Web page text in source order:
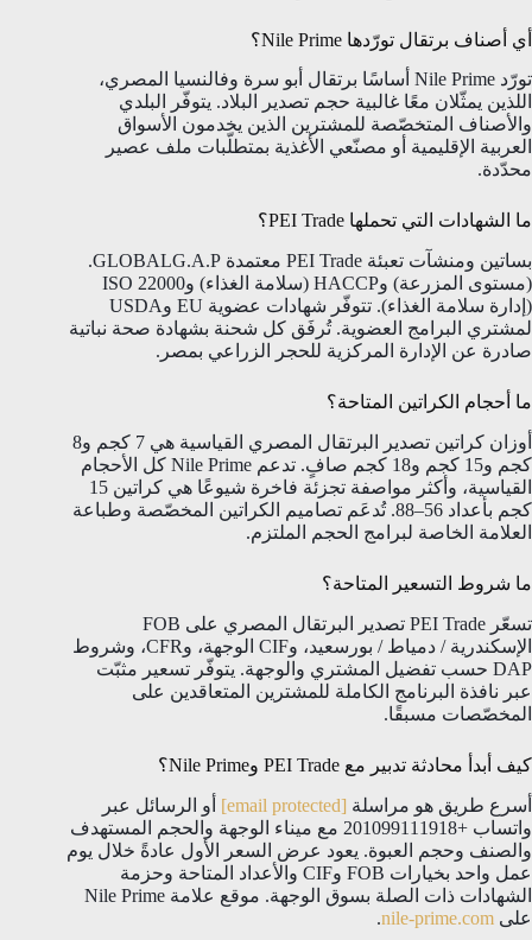
أي أصناف برتقال تورّدها Nile Prime؟
تورّد Nile Prime أساسًا برتقال أبو سرة وفالنسيا المصري،
اللذين يمثّلان معًا غالبية حجم تصدير البلاد. يتوفّر البلدي
والأصناف المتخصّصة للمشترين الذين يخدمون الأسواق
العربية الإقليمية أو مصنّعي الأغذية بمتطلّبات ملف عصير
محدّدة.
ما الشهادات التي تحملها PEI Trade؟
بساتين ومنشآت تعبئة PEI Trade معتمدة GLOBALG.A.P.
(مستوى المزرعة) وHACCP (سلامة الغذاء) وISO 22000
(إدارة سلامة الغذاء). تتوفّر شهادات عضوية EU وUSDA
لمشتري البرامج العضوية. تُرفَق كل شحنة بشهادة صحة نباتية
صادرة عن الإدارة المركزية للحجر الزراعي بمصر.
ما أحجام الكراتين المتاحة؟
أوزان كراتين تصدير البرتقال المصري القياسية هي 7 كجم و8
كجم و15 كجم و18 كجم صافٍ. تدعم Nile Prime كل الأحجام
القياسية، وأكثر مواصفة تجزئة فاخرة شيوعًا هي كراتين 15
كجم بأعداد 56–88. تُدعَم تصاميم الكراتين المخصّصة وطباعة
العلامة الخاصة لبرامج الحجم الملتزم.
ما شروط التسعير المتاحة؟
تسعّر PEI Trade تصدير البرتقال المصري على FOB
الإسكندرية / دمياط / بورسعيد، وCIF الوجهة، وCFR، وشروط
DAP حسب تفضيل المشتري والوجهة. يتوفّر تسعير مثبّت
عبر نافذة البرنامج الكاملة للمشترين المتعاقدين على
المخصّصات مسبقًا.
كيف أبدأ محادثة تدبير مع PEI Trade وNile Prime؟
أسرع طريق هو مراسلة [email protected]
أو الرسائل عبر
واتساب +201099111918 مع ميناء الوجهة والحجم المستهدف
والصنف وحجم العبوة. يعود عرض السعر الأول عادةً خلال يوم
عمل واحد بخيارات FOB وCIF والأعداد المتاحة وحزمة
الشهادات ذات الصلة بسوق الوجهة. موقع علامة Nile Prime
على nile-prime.com
.